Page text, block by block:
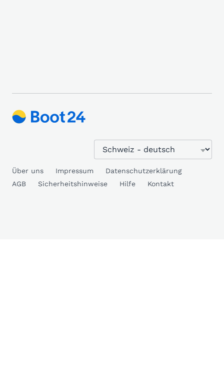
Über uns Impressum
Datenschutzerklärung
AGB
Sicherheitshinweise Hilfe Kontakt